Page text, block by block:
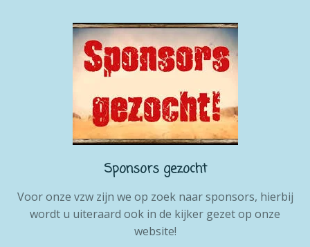
Sponsors gezocht
Voor onze vzw zijn we op zoek naar sponsors, hierbij
wordt u uiteraard ook in de kijker gezet op onze
website!